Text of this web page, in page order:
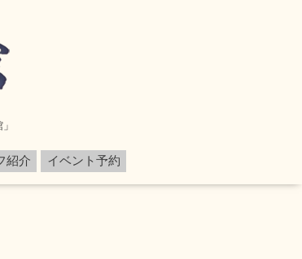
紹介 イベント予約